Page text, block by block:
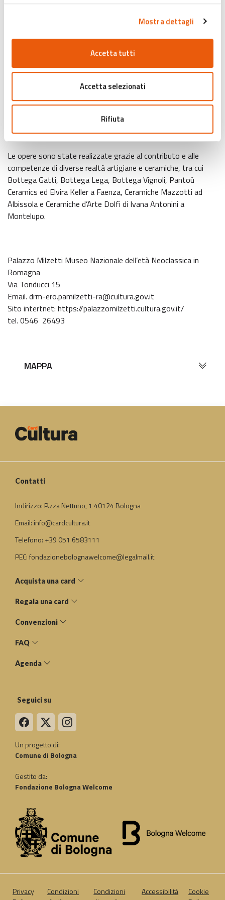
Mostra dettagli
Accetta tutti
Accetta selezionati
Rifiuta
Internazionale delle Ceramiche in Faenza, al MART di
Jorn di Albissola, al Museo Villa Croce di Genova e in gallerie e
istituzioni di Londra, New York, Berlino, Bruxelles e Parigi.
Museo Nazionale dell’età neoclassica in Romagna e il Museo
Internazionale delle Ceramiche in Faenza e si inserisce nel
programma degli eventi ufficiali di Argillà Italia 2026.
Le opere sono state realizzate grazie al contributo e alle
competenze di diverse realtà artigiane e ceramiche, tra cui
Bottega Gatti, Bottega Lega, Bottega Vignoli, Pantoù
Ceramics ed Elvira Keller a Faenza, Ceramiche Mazzotti ad
Albissola e Ceramiche d’Arte Dolfi di Ivana Antonini a
Montelupo.
Palazzo Milzetti Museo Nazionale dell’età Neoclassica in
Romagna
Via Tonducci 15
Email. drm-ero.pamilzetti-ra@cultura.gov.it
Sito intertnet: https://palazzomilzetti.cultura.gov.it/
tel. 0546 26493
MAPPA
Contatti
Indirizzo: P.zza Nettuno, 1 40124 Bologna
Email: info@cardcultura.it
Telefono: +39 051 6583111
PEC: fondazionebolognawelcome@legalmail.it
Acquista una card
Regala una card
Convenzioni
FAQ
Agenda
Seguici su
Un progetto di:
Comune di Bologna
Gestito da:
Fondazione Bologna Welcome
Privacy
Condizioni
Condizioni
Accessibilità
Cookie